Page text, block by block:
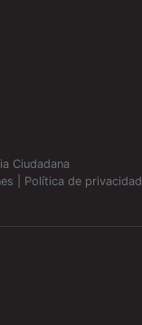
Ciudadana
Política de privacidad